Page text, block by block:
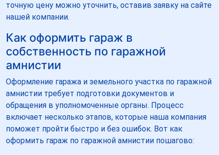
точную цену можно уточнить, оставив заявку на сайте
нашей компании.
Как оформить гараж в
собственность по гаражной
амнистии
Оформление гаража и земельного участка по гаражной
амнистии требует подготовки документов и
обращения в уполномоченные органы. Процесс
включает несколько этапов, которые наша компания
поможет пройти быстро и без ошибок. Вот как
оформить гараж по гаражной амнистии пошагово: